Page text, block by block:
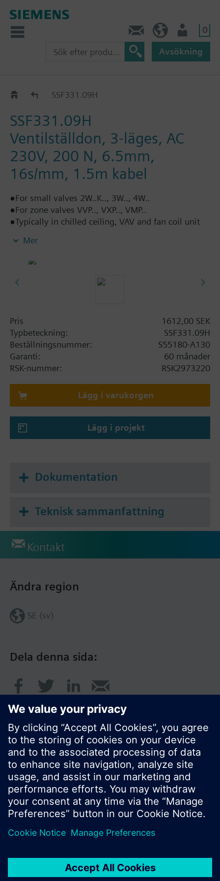
0
Avsökning
Positioning force 200 N: SSF..
SSF331.09H
SSF331.09H
Ventilställdon, 3-läges, AC
230V, 200 N, 6.5mm,
16s/mm, 1.5m kabel
●For small valves 2W..K.., 3W.., 4W..
●For zone valves VVP.., VXP.., VMP..
●Typically in chilled ceiling, VAV and fan coil unit
●Direct mounting with coupling nut, no tools
indication (LED)
Mer
Pris
1612,00 SEK
Typbeteckning:
SSF331.09H
Beställningsnummer:
S55180-A130
Garanti:
60 månader
RSK-nummer:
RSK2973220
Lägg i varukorgen
Lägg i projekt
Dokumentation
Teknisk sammanfattning
Kontakt
Dela denna sida:
Ändra region
SE (sv)
© Siemens AB, Building Technologies Division,
CPS - 2017
Produktportfölj och priser kan variera mellan
Användarvillkor